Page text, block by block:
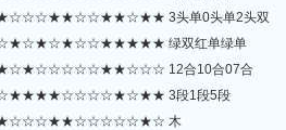
3头单0头单2头双
绿双红单绿单
12合10合07合
3段1段5段
木